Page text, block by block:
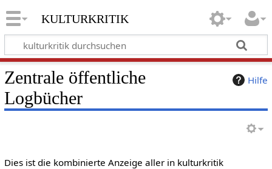
kulturkritik
Hilfe
Zentrale öffentliche
Logbücher
Dies ist die kombinierte Anzeige aller in kulturkritik